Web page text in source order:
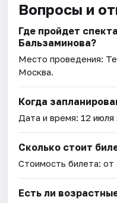
Вопросы и
Где пройдет
Бальзаминова?
Место проведения:
Москва.
Когда
Дата и время: 12 июля
Сколько стоит
Стоимость билета: от
Есть ли